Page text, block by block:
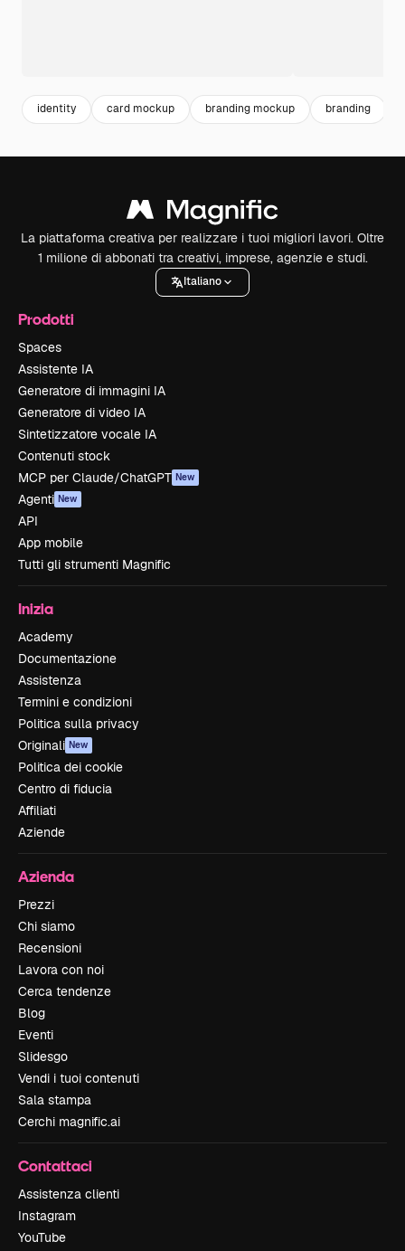
identity card mockup branding mockup branding
La piattaforma creativa per realizzare i tuoi migliori lavori. Oltre
1 milione di abbonati tra creativi, imprese, agenzie e studi.
Italiano
Prodotti
Spaces
Assistente IA
Generatore di immagini IA
Generatore di video IA
Sintetizzatore vocale IA
Contenuti stock
MCP per Claude/ChatGPT New
Agenti New
API
App mobile
Tutti gli strumenti Magnific
Inizia
Academy
Documentazione
Assistenza
Termini e condizioni
Politica sulla privacy
Originali New
Politica dei cookie
Centro di fiducia
Affiliati
Aziende
Azienda
Prezzi
Chi siamo
Recensioni
Lavora con noi
Cerca tendenze
Blog
Eventi
Slidesgo
Vendi i tuoi contenuti
Sala stampa
Cerchi magnific.ai
Contattaci
Assistenza clienti
Instagram
YouTube